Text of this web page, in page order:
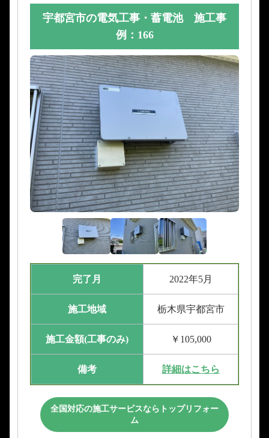
宇都宮市の電気工事・蓄電池 施工事
例：166
完了月 2022年5月
施工地域 栃木県宇都宮市
施工金額(工事のみ) ￥105,000
備考 詳細はこちら
全国対応の施工サービスならトップリフォー
ム